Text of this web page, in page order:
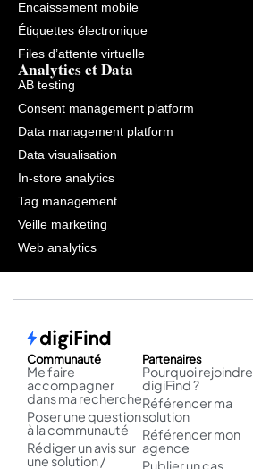
Encaissement mobile
Étiquettes électronique
Files d’attente virtuelle
Analytics et Data
AB testing
Consent management platform
Data management platform
Data visualisation
In-store analytics
Tag management
Veille marketing
Web analytics
Communauté
Me faire
accompagner
dans ma recherche
Poser une question
à la communauté
Rédiger un avis sur
une solution /
Partenaires
Pourquoi rejoindre
digiFind ?
Référencer ma
solution
Référencer mon
agence